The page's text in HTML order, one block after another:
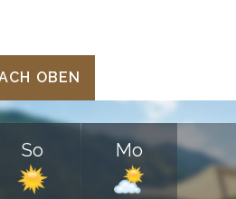
OBEN
So Mo